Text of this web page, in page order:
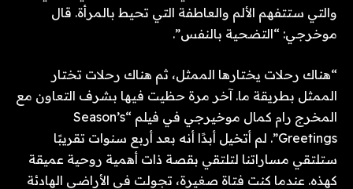
والتي ستتفهم الألم والعاطفة التي تحيط بالمرأة. قال
موخرجي: “التضحية بالنفس”.
“هناك رحلات يختارها الممثل، ثم هناك رحلات تختار
الممثل بطريقة ما. آخر مرة حظيت فيها بشرف التعاون مع
المخرج رام كمال موخيرجي في فيلم “Season’s
Greetings”. لم أتخيل أبدًا أنه بعد أربع سنوات تقريبًا
ستلتقي مساراتنا لتلتقي بقصة ذات أهمية روحية عميقة
كهذه. عندما كنت فتاة صغيرة، تجولت في الأراضي الهادئة